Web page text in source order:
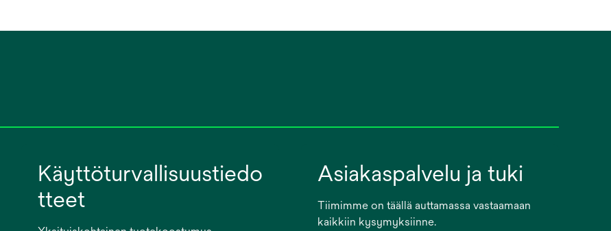
Käyttöturvallisuustiedo
tteet
Asiakaspalvelu ja tuki
Tiimimme on täällä auttamassa vastaamaan
kaikkiin kysymyksiinne.